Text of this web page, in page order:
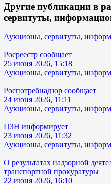
Другие публикации в
сервитуты,
Аукционы, сервитуты,
Росреестр сообщает
25 июня 2026, 15:18
Аукционы, сервитуты,
Роспотребнадзор сообщает
24 июня 2026, 11:11
Аукционы, сервитуты,
ЦЗН информирует
23 июня 2026, 11:32
Аукционы, сервитуты,
О результатах надзорной
транспортной прокуратуры
22 июня 2026, 16:10